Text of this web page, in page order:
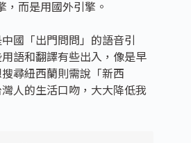
，而是用國外引擎。
國「出門問問」的語音引
語和翻譯有些出入，像是早
尋紐西蘭則需說「新西
人的生活口吻，大大降低我